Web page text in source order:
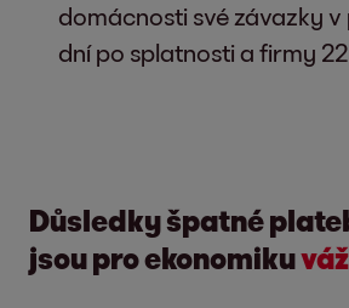
domácnosti své závazky v
dní po splatnosti a firmy
Důsledky špatné
jsou pro ekonomiku